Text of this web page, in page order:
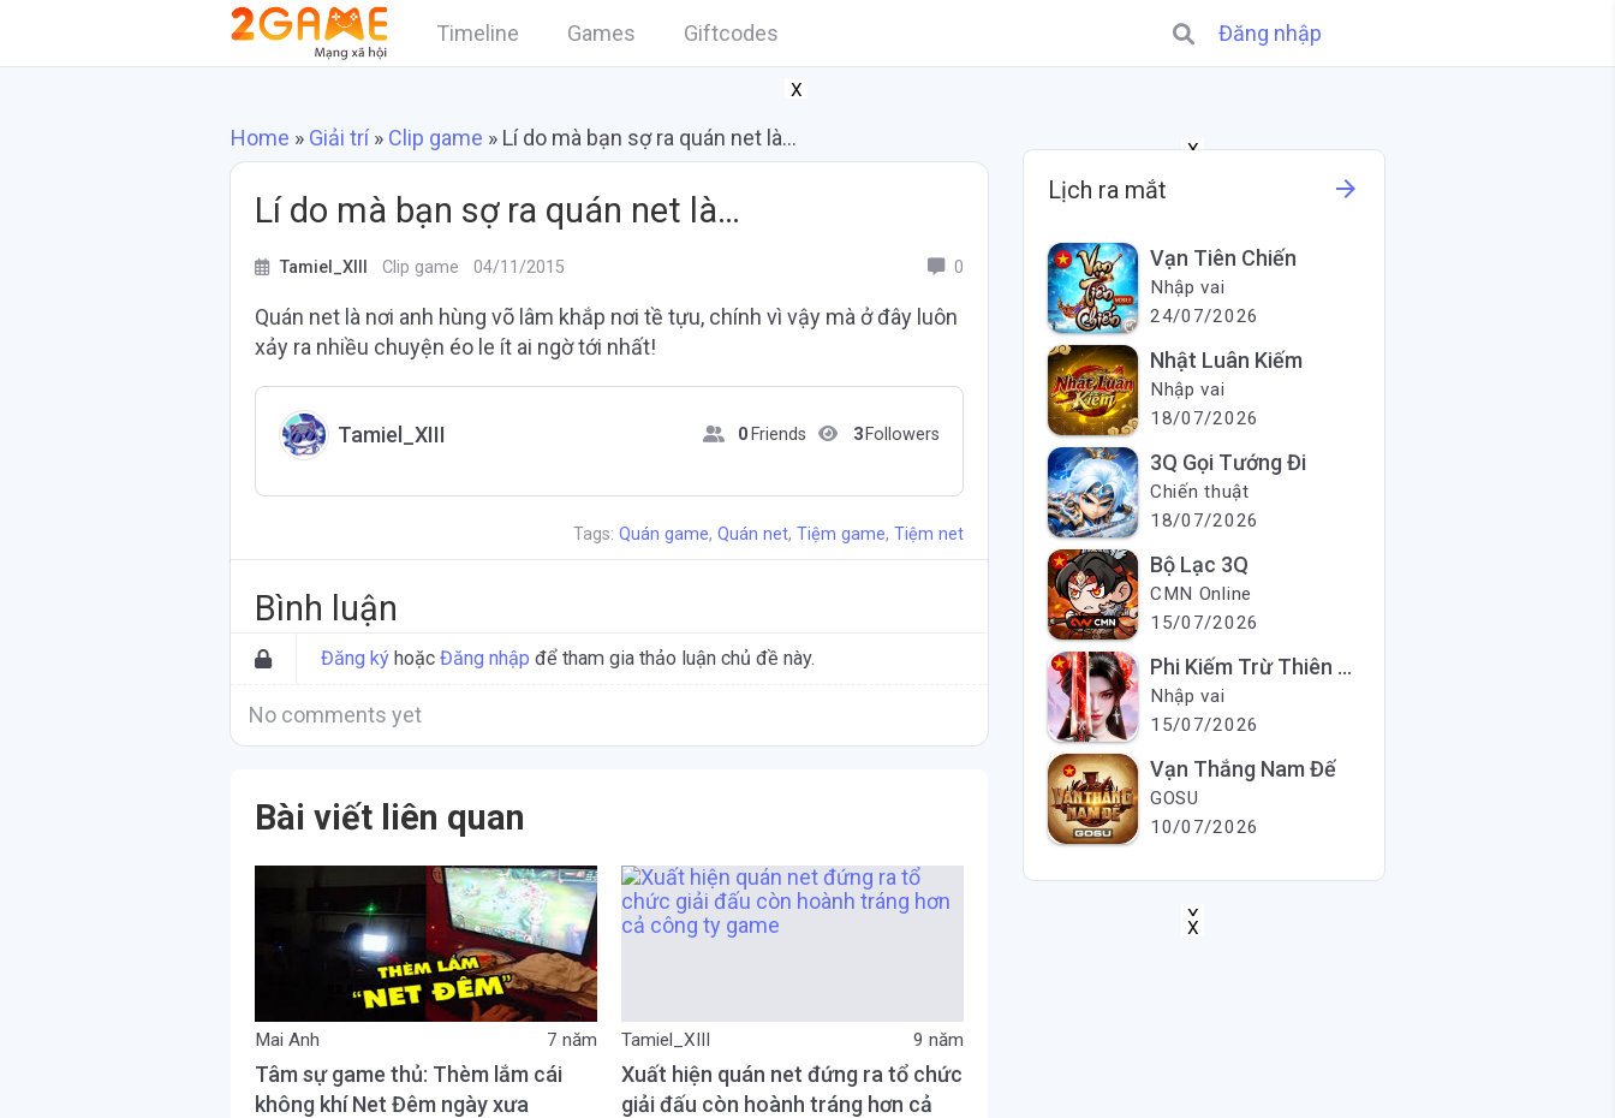
Timeline Games Giftcodes Đăng nhập
X
X
Lịch ra mắt arrow_forward
Vạn Tiên Chiến
Nhập vai
24/07/2026
Nhật Luân Kiếm
Nhập vai
18/07/2026
3Q Gọi Tướng Đi
Chiến thuật
18/07/2026
Bộ Lạc 3Q
CMN Online
15/07/2026
Phi Kiếm Trừ Thiên Ma
Nhập vai
15/07/2026
Vạn Thắng Nam Đế
GOSU
10/07/2026
X
X
Home » Giải trí» Clip game » Lí do mà bạn sợ ra quán net là…
Lí do mà bạn sợ ra quán net là…
Tamiel_XIII Clip game 04/11/2015 0
Quán net là nơi anh hùng võ lâm khắp nơi tề tựu, chính vì vậy mà ở đây luôn
xảy ra nhiều chuyện éo le ít ai ngờ tới nhất!
Tamiel_XIII 0 Friends 3 Followers
Tags: Quán game, Quán net, Tiệm game, Tiệm net
Bình luận
Đăng ký hoặc Đăng nhập để tham gia thảo luận chủ đề này.
No comments yet
Bài viết liên quan
Mai Anh 7 năm
Tâm sự game thủ: Thèm lắm cái
không khí Net Đêm ngày xưa
Tamiel_XIII 9 năm
Xuất hiện quán net đứng ra tổ chức
giải đấu còn hoành tráng hơn cả